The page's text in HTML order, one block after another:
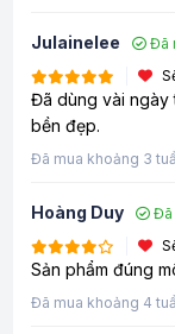
Julainelee
Đã
Đã dùng vài ngày
bền đẹp.
Đã mua khoảng 3
Hoàng Duy
Đã
Sản phẩm đúng
Đã mua khoảng 4